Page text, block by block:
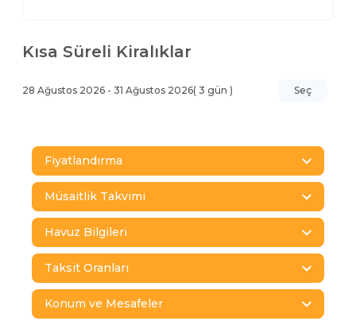
Kısa Süreli Kiralıklar
28 Ağustos 2026 - 31 Ağustos 2026( 3 gün ) Seç
Fiyatlandırma
Müsaitlik Takvimi
Havuz Bilgileri
Taksit Oranları
Konum ve Mesafeler